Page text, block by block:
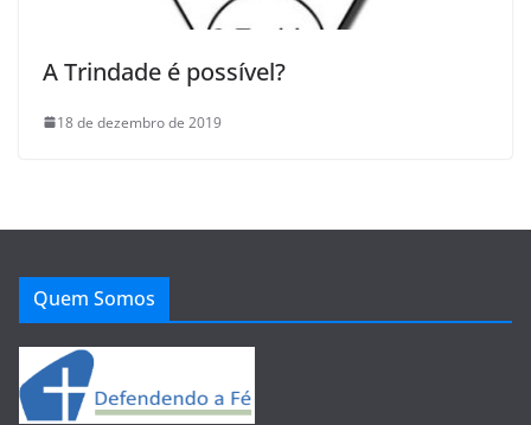
A Trindade é possível?
18 de dezembro de 2019
Quem Somos